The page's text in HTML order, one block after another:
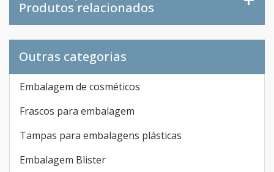
Produtos relacionados
Outras categorias
Embalagem de cosméticos
Frascos para embalagem
Tampas para embalagens plásticas
Embalagem Blister